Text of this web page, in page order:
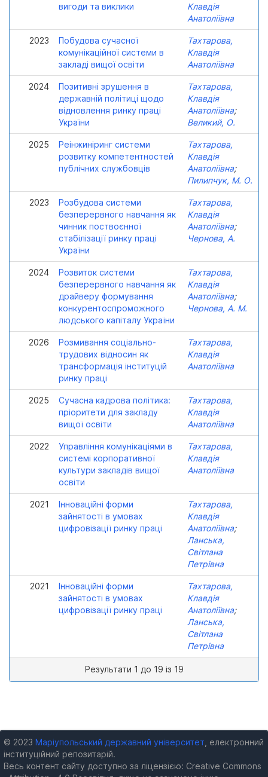
вигоди та виклики
Клавдія
Анатоліївна
2023
Побудова сучасної
комунікаційної системи в
закладі вищої освіти
Тахтарова,
Клавдія
Анатоліївна
2024
Позитивні зрушення в
державній політиці щодо
відновлення ринку праці
України
Тахтарова,
Клавдія
Анатоліївна;
Великий, О.
2025
Реінжиніринг системи
розвитку компетентностей
публічних службовців
Тахтарова,
Клавдія
Анатоліївна;
Пилипчук, М. О.
2023
Розбудова системи
безперервного навчання як
чинник поствоєнної
стабілізації ринку праці
України
Тахтарова,
Клавдія
Анатоліївна;
Чернова, А.
2024
Розвиток системи
безперервного навчання як
драйверу формування
конкурентоспроможного
людського капіталу України
Тахтарова,
Клавдія
Анатоліївна;
Чернова, А. М.
2026
Розмивання соціально-
трудових відносин як
трансформація інституцій
ринку праці
Тахтарова,
Клавдія
Анатоліївна
2025
Сучасна кадрова політика:
пріоритети для закладу
вищої освіти
Тахтарова,
Клавдія
Анатоліївна
2022
Управління комунікаціями в
системі корпоративної
культури закладів вищої
освіти
Тахтарова,
Клавдія
Анатоліївна
2021
Інноваційні форми
зайнятості в умовах
цифровізації ринку праці
Тахтарова,
Клавдія
Анатоліївна;
Ланська,
Світлана
Петрівна
2021
Інноваційні форми
зайнятості в умовах
цифровізації ринку праці
Тахтарова,
Клавдія
Анатоліївна;
Ланська,
Світлана
Петрівна
Результати 1 до 19 із 19
© 2023 Маріупольський державний університет , електронний
інституційний репозитарій.
Весь контент сайту доступно за ліцензією: Creative Commons